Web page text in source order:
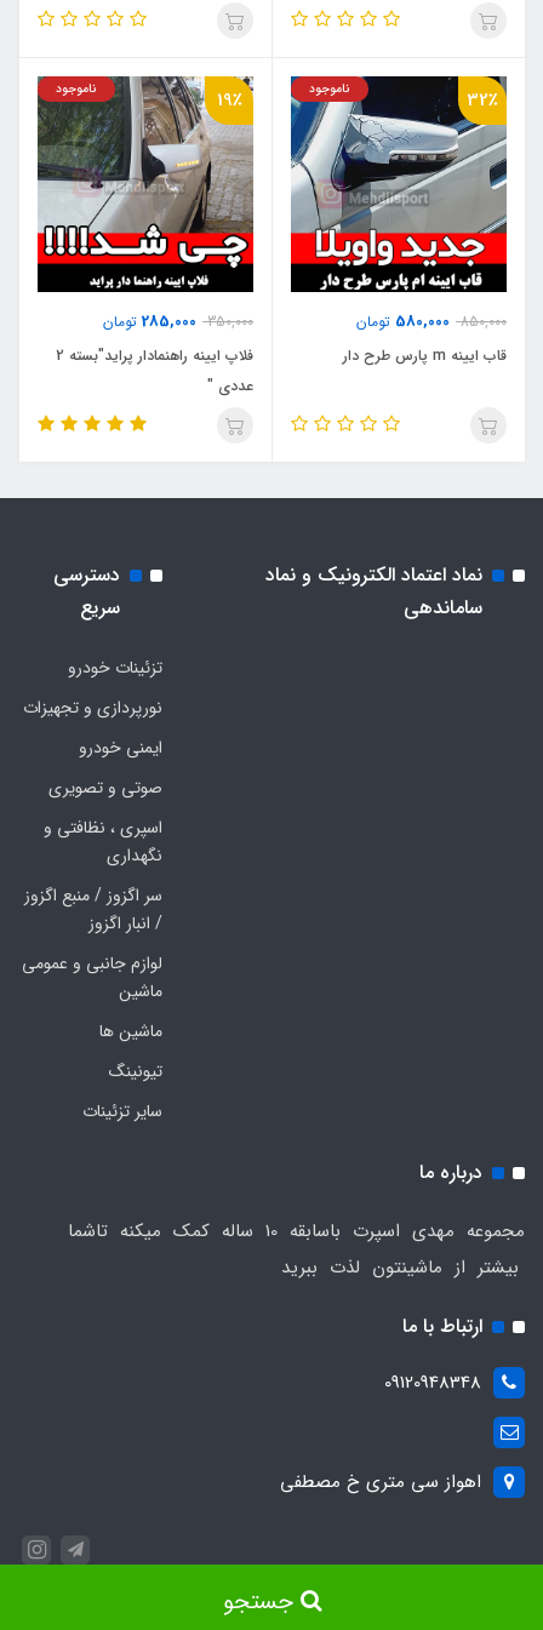
32٪
850,000
580,000 تومان
ناموجود
قاب ایینه m پارس طرح دار
19٪
350,000
285,000 تومان
ناموجود
فلاپ ایینه راهنمادار پراید"بسته 2
عددی "
جستجو
نماد اعتماد الکترونیک و نماد
ساماندهی
دسترسی
سریع
تزئینات خودرو
نورپردازی و تجهیزات
ایمنی خودرو
صوتی و تصویری
اسپری ، نظافتی و
نگهداری
سر اگزوز / منبع اگزوز
/ انبار اگزوز
لوازم جانبی و عمومی
ماشین
ماشین ها
تیونینگ
سایر تزئینات
درباره ما
مجموعه مهدی اسپرت باسابقه 10 ساله کمک میکنه تاشما
بیشتر از ماشینتون لذت ببرید
ارتباط با ما
09120948348
اهواز سی متری خ مصطفی